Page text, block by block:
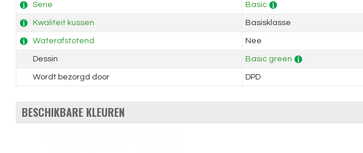
Serie Basic
Kwaliteit kussen Basisklasse
Waterafstotend Nee
Dessin Basic green
Wordt bezorgd door DPD
BESCHIKBARE KLEUREN